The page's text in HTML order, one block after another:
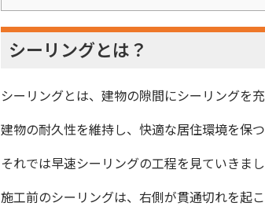
シーリングとは？
シーリングとは、建物の隙間にシーリングを
建物の耐久性を維持し、快適な居住環境を保
それでは早速シーリングの工程を見ていきまし
施工前のシーリングは、右側が貫通切れを起